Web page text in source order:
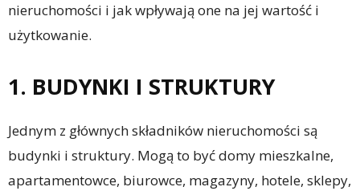
nieruchomości i jak wpływają one na jej wartość i
użytkowanie.
1. BUDYNKI I STRUKTURY
Jednym z głównych składników nieruchomości są
budynki i struktury. Mogą to być domy mieszkalne,
apartamentowce, biurowce, magazyny, hotele, sklepy,